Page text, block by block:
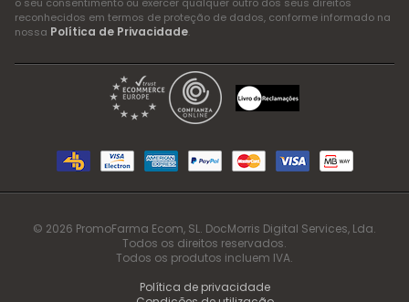
reconhecidos em termos de proteção de dados, conforme informado na
nossa Política de Privacidade.
© 2026 PromoFarma Ecom, SL. DocMorris Digital Services, Lda.
Todos os direitos reservados.
Todos os produtos incluem IVA.
Política de privacidade